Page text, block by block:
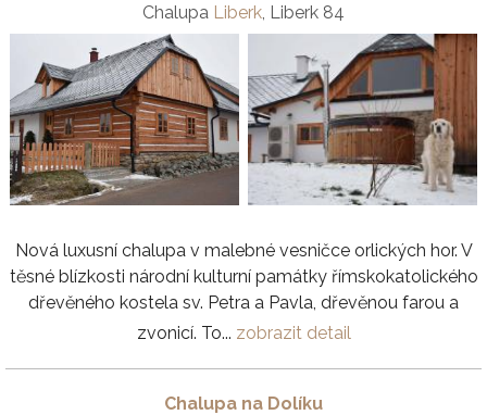
Chalupa Liberk , Liberk 84
Nová luxusní chalupa v malebné vesničce orlických hor. V
těsné blízkosti národní kulturní památky římskokatolického
dřevěného kostela sv. Petra a Pavla, dřevěnou farou a
zvonicí. To... zobrazit detail
Chalupa na Dolíku